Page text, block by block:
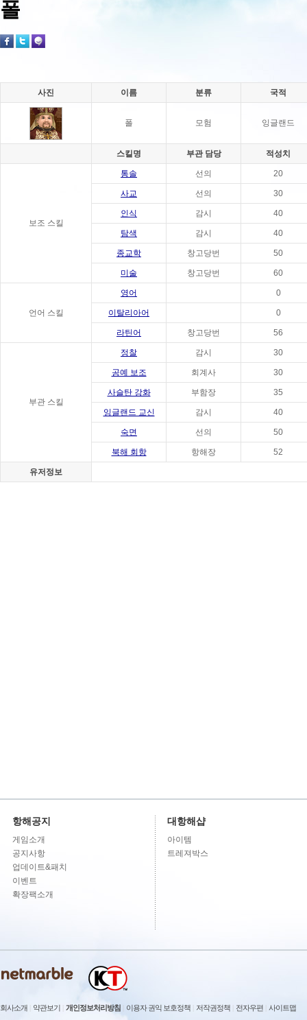
폴
사진 이름 분류 국적
폴 모험 잉글랜드
스킬명 부관 담당 적성치
보조 스킬
통솔 선의 20
사교 선의 30
인식 감시 40
탐색 감시 40
종교학 창고당번 50
미술 창고당번 60
언어 스킬
영어 0
이탈리아어 0
라틴어 창고당번 56
부관 스킬
정찰 감시 30
공예 보조 회계사 30
사슬탄 강화 부함장 35
잉글랜드 교신 감시 40
숙면 선의 50
북해 회항 항해장 52
유저정보
항해공지
게임소개
공지사항
업데이트&패치
이벤트
확장팩소개
대항해샵
아이템
트레져박스
회사소개 약관보기 개인정보처리방침 이용자 권익 보호정책 저작권정책 전자우편 사이트맵